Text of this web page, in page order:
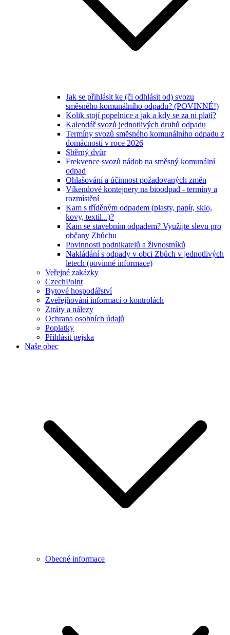
Jak se přihlásit ke (či odhlásit od) svozu
směsného komunálního odpadu? (POVINNÉ!)
Kolik stojí popelnice a jak a kdy se za ni platí?
Kalendář svozů jednotlivých druhů odpadu
Termíny svozů směsného komunálního odpadu z
domácností v roce 2026
Sběrný dvůr
Frekvence svozů nádob na směsný komunální
odpad
Ohlašování a účinnost požadovaných změn
Víkendové kontejnery na bioodpad - termíny a
rozmístění
Kam s tříděným odpadem (plasty, papír, sklo,
kovy, textil...)?
Kam se stavebním odpadem? Využijte slevu pro
občany Zbůchu
Povinnosti podnikatelů a živnostníků
Nakládání s odpady v obci Zbůch v jednotlivých
letech (povinné informace)
Veřejné zakázky
CzechPoint
Bytové hospodářství
Zveřejňování informací o kontrolách
Ztráty a nálezy
Ochrana osobních údajů
Poplatky
Přihlásit pejska
Naše obec
Obecné informace